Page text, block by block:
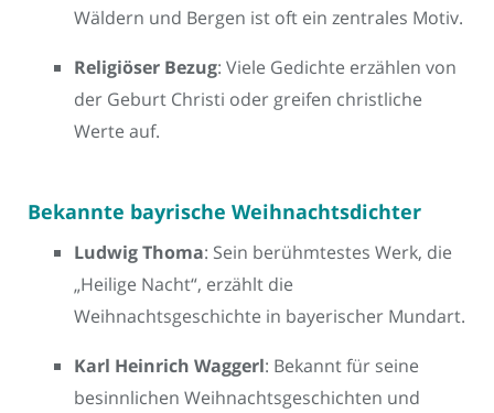
Wäldern und Bergen ist oft ein zentrales Motiv.
Religiöser Bezug: Viele Gedichte erzählen von
der Geburt Christi oder greifen christliche
Werte auf.
Bekannte bayrische Weihnachtsdichter
Ludwig Thoma: Sein berühmtestes Werk, die
„Heilige Nacht“, erzählt die
Weihnachtsgeschichte in bayerischer Mundart.
Karl Heinrich Waggerl: Bekannt für seine
besinnlichen Weihnachtsgeschichten und